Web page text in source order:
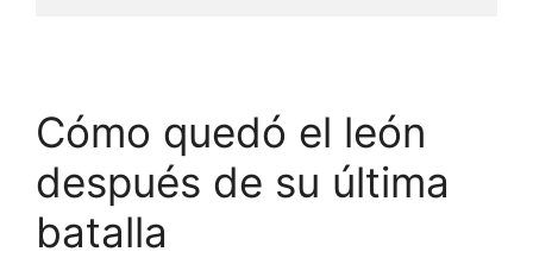
Cómo quedó el león
después de su última
batalla